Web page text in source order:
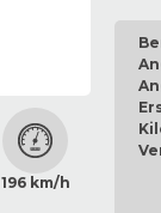
196 km/h